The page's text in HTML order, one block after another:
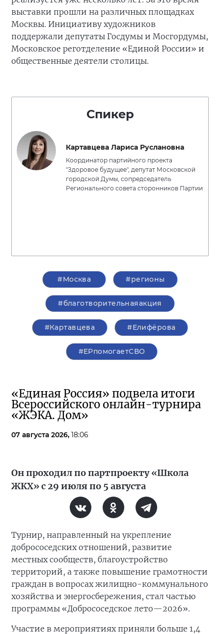
выставки прошли на различных площадках
Москвы. Инициативу художников
поддержали депутаты Госдумы и Мосгордумы,
Московское реготделение «Единой России» и
общественные деятели столицы.
Спикер
Картавцева Лариса Руслановна
Координатор партийного проекта
"Здоровое будущее", депутат Московской
городской Думы, сопредседатель
Регионального совета сторонников Партии
#Москва #регионы
#благотворительнаяакция
#Картавцева #Елифёрова
#ЕРпомогаетСВО
«Единая Россия» подвела итоги
Всероссийского онлайн-турнира
«ЖЭКА. Дом»
07 августа 2026, 18:06
Он проходил по партпроекту «Школа
ЖКХ» с 29 июля по 5 августа
Турнир, направленный на укрепление
добрососедских отношений, развитие
местных сообществ, благоустройство
территорий, а также повышение грамотности
граждан в вопросах жилищно-коммунального
хозяйства и энергосбережения, стал частью
программы «Добрососедское лето—2026».
Участие в мероприятиях приняли больше 1,4